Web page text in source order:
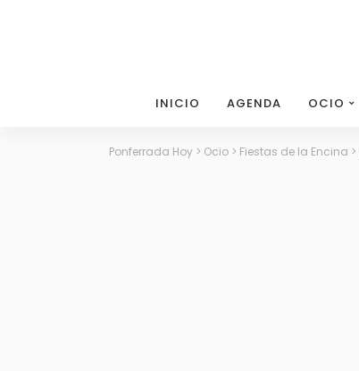
INICIO AGENDA OCIO
Ponferrada Hoy > Ocio > Fiestas de la Encina >